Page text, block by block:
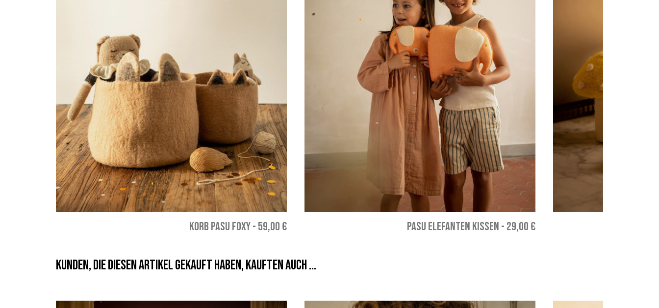
KORB PASU FOXY- 59,00 € PASU ELEFANTEN KISSEN - 29,00 €
Kunden, die diesen Artikel gekauft haben, kauften auch ...